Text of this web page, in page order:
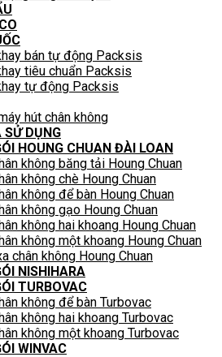
bán tự động Packsis
tiêu chuẩn Packsis
tự động Packsis
hút chân không
DỤNG
HOUNG CHUAN ĐÀI LOAN
không băng tải Houng Chuan
không chè Houng Chuan
không để bàn Houng Chuan
không gạo Houng Chuan
không hai khoang Houng Chuan
không một khoang Houng Chuan
chân không Houng Chuan
NISHIHARA
TURBOVAC
không để bàn Turbovac
không hai khoang Turbovac
không một khoang Turbovac
WINVAC